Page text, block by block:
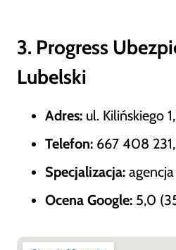
3. Progress
Lubelski
Adres: ul. Kilińskiego
Telefon: 667 408 231,
Specjalizacja:
Ocena Google: 5,0